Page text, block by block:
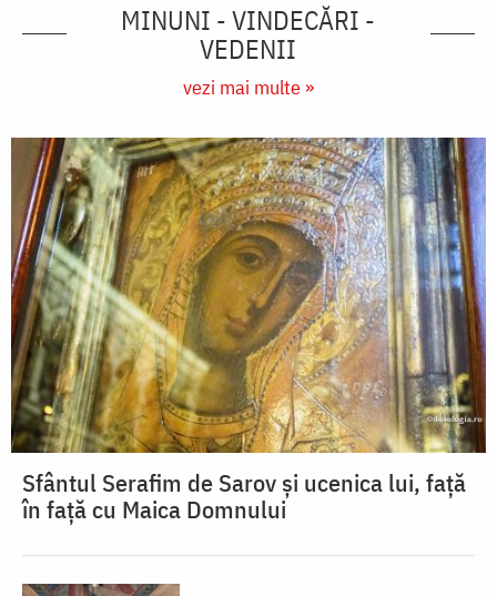
MINUNI - VINDECĂRI -
VEDENII
vezi mai multe »
Sfântul Serafim de Sarov și ucenica lui, față
în față cu Maica Domnului